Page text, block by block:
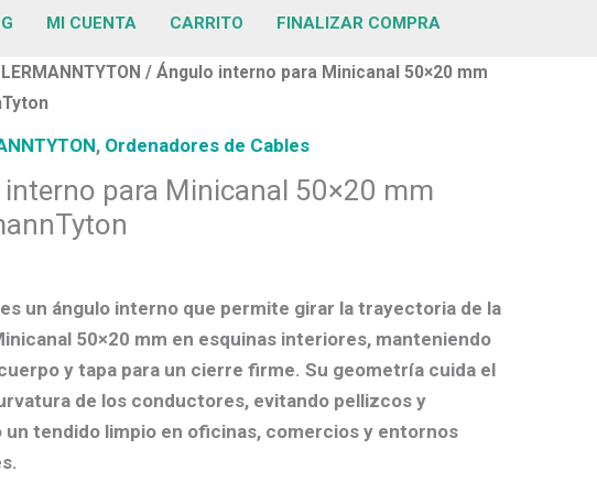
MI CUENTA CARRITO FINALIZAR COMPRA
/ Ángulo interno para Minicanal 50×20 mm
, Ordenadores de Cables
para Minicanal 50×20 mm
es un ángulo interno que permite girar la trayectoria de la
50×20 mm en esquinas interiores, manteniendo
y tapa para un cierre firme. Su geometría cuida el
de los conductores, evitando pellizcos y
tendido limpio en oficinas, comercios y entornos